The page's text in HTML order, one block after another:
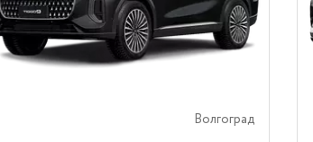
Волгоград